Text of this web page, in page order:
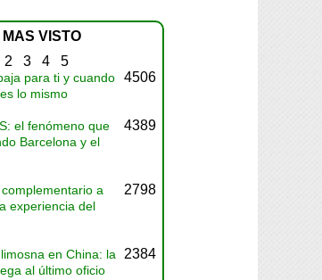
MAS VISTO
2 3 4 5
para ti y cuando
lo mismo
4506
el fenómeno que
Barcelona y el
4389
a
experiencia del
2798
en China: la
al último oficio
2384